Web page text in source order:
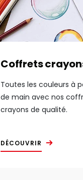
Coffrets
Toutes les couleurs à
de main avec nos
crayons de qualité.
DÉCOUVRIR